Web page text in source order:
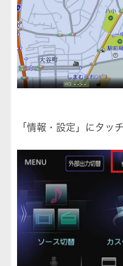
「情報・設定」にタッ